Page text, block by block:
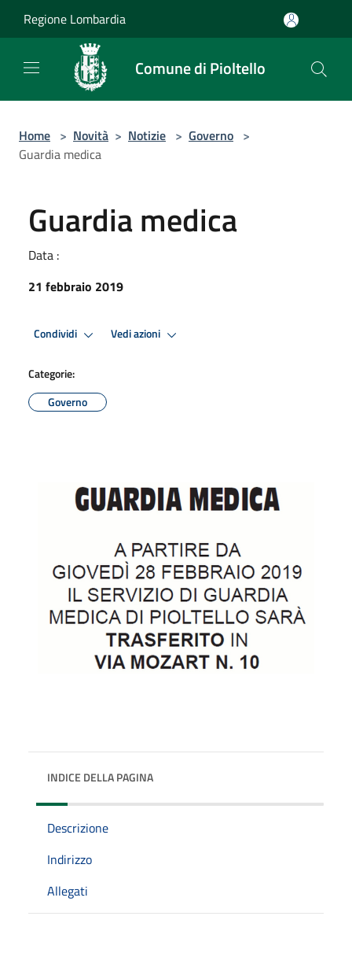
Regione Lombardia
Comune di Pioltello
Home > Novità > Notizie > Governo >
Guardia medica
Guardia medica
Data :
21 febbraio 2019
Condividi Vedi azioni
Categorie:
Governo
INDICE DELLA PAGINA
Descrizione
Indirizzo
Allegati